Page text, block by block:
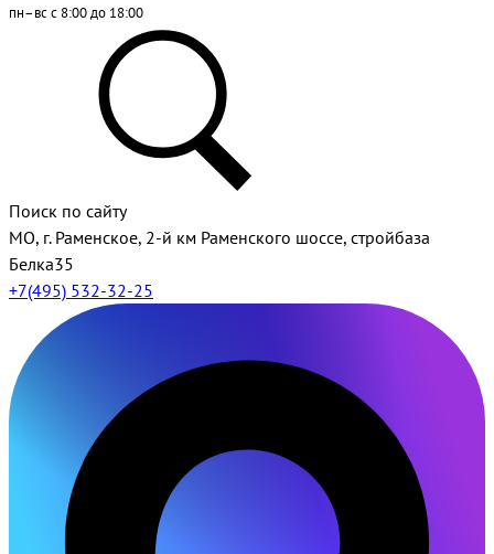
пн–вс с 8:00 до 18:00
Поиск по сайту
МО, г. Раменское, 2-й км Раменского шоссе, стройбаза
Белка35
+7(495) 532-32-25